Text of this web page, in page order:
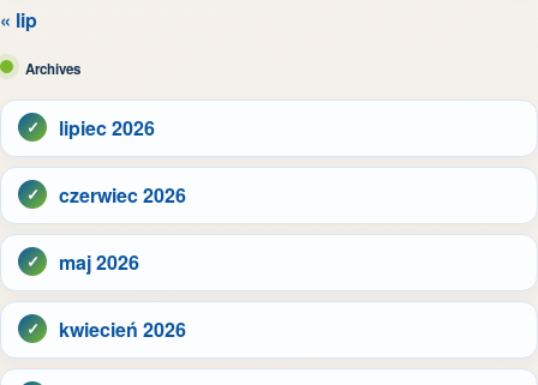
« lip
Archives
lipiec 2026
czerwiec 2026
maj 2026
kwiecień 2026